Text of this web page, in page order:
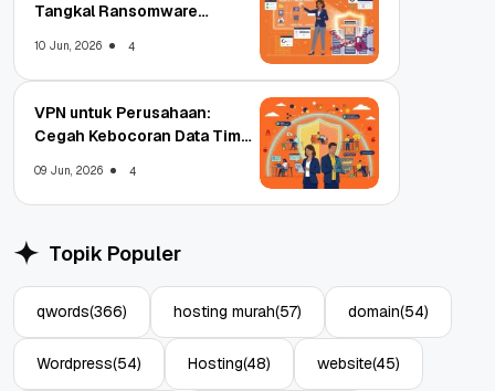
Tangkal Ransomware
10 Jun, 2026 4
VPN untuk Perusahaan:
Cegah Kebocoran Data Tim
09 Jun, 2026 4
Topik Populer
qwords(366) hosting murah(57) domain(54)
Wordpress(54) Hosting(48) website(45)